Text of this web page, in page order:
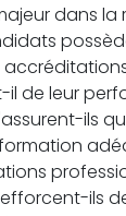
dans la
il de leur
ils
ils